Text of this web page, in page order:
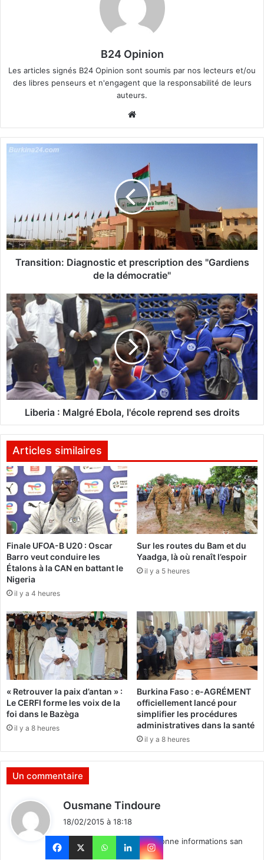
B24 Opinion
Les articles signés B24 Opinion sont soumis par nos lecteurs et/ou
des libres penseurs et n'engagent que la responsabilité de leurs
auteurs.
bsi
te
T
i
o
a
g
n
o
s
t
i
c
p
s
c
r
i
p
t
i
o
n
d
e
"
G
a
r
d
i
e
n
s
d
a
Transition: Diagnostic et prescription des "Gardiens
de la démocratie"
L
i
b
e
r
i
a
:
M
l
g
é
E
b
o
l
a
,
l
'
é
c
o
l
e
r
e
p
r
n
d
e
o
Liberia : Malgré Ebola, l'école reprend ses droits
Articles similaires
Finale UFOA-B U20 : Oscar
Barro veut conduire les
Étalons à la CAN en battant le
Nigeria
il y a 4 heures
Sur les routes du Bam et du
Yaadga, là où renaît l’espoir
il y a 5 heures
« Retrouver la paix d’antan » :
Le CERFI forme les voix de la
foi dans le Bazèga
il y a 8 heures
Burkina Faso : e-AGRÉMENT
officiellement lancé pour
simplifier les procédures
administratives dans la santé
il y a 8 heures
Un commentaire
Ousmane Tindoure
:
18/02/2015 à 18:18
Merci Burkina24 voil? de bonne informations san
politique